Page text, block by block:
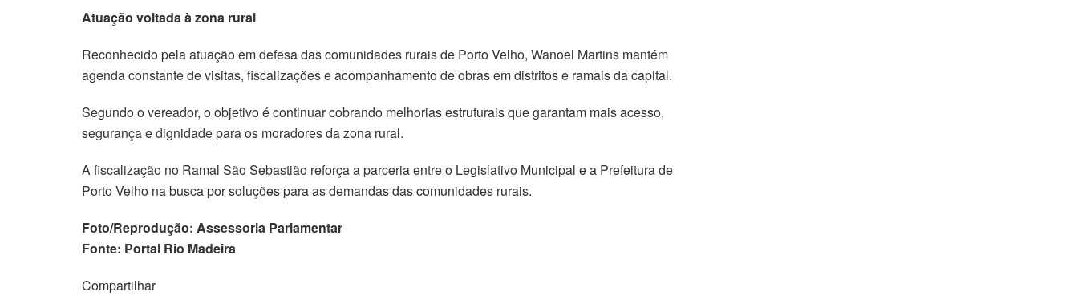
Atuação voltada à zona rural
Reconhecido pela atuação em defesa das comunidades rurais de Porto Velho, Wanoel Martins mantém
agenda constante de visitas, fiscalizações e acompanhamento de obras em distritos e ramais da capital.
Segundo o vereador, o objetivo é continuar cobrando melhorias estruturais que garantam mais acesso,
segurança e dignidade para os moradores da zona rural.
A fiscalização no Ramal São Sebastião reforça a parceria entre o Legislativo Municipal e a Prefeitura de
Porto Velho na busca por soluções para as demandas das comunidades rurais.
Foto/Reprodução: Assessoria Parlamentar
Fonte: Portal Rio Madeira
Compartilhar